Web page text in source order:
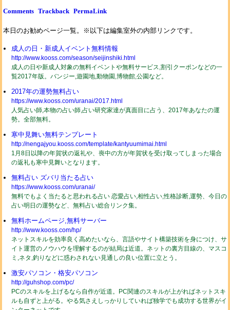
Comments Trackback PermaLink
本日のお勧めページ一覧。※以下は編集室外の内部リンクです。
成人の日・新成人イベント無料情報
http://www.kooss.com/season/seijinshiki.html
成人の日や新成人対象の無料イベントや無料サービス,割引クーポンなどの一
覧2017年版。バンジー,遊園地,動物園,博物館,公園など。
2017年の運勢無料占い
https://www.kooss.com/uranai/2017.html
人気占い師,本物の占い師,占い研究家達が真面目に占う、2017年あなたの運
勢。全部無料。
寒中見舞い無料テンプレート
http://nengajyou.kooss.com/template/kantyuumimai.html
1月8日以降の年賀状の返礼や、喪中の方が年賀状を受け取ってしまった場合
の返礼も寒中見舞いとなります。
無料占い ズバリ当たる占い
https://www.kooss.com/uranai/
無料でもよく当たると思われる占い 恋愛占い,相性占い,性格診断,運勢、今日の
占い明日の運勢など、無料占い総合リンク集。
無料ホームページ,無料サーバー
http://www.kooss.com/hp/
ネットスキルを効率良く高めたいなら、言語やサイト構築技術を身につけ、サ
イト運営のノウハウを理解するのが結局は近道。ネットの裏方目線の、マスコ
ミ,ネタ,釣りなどに惑わされない見通しの良い位置に立とう。
激安パソコン・格安パソコン
http://guhshop.com/pc/
PCのスキルを上げるなら自作が近道。PC関連のスキルが上がればネットスキ
ルも自ずと上がる。やる気さえしっかりしていれば独学でも成功する世界がイ